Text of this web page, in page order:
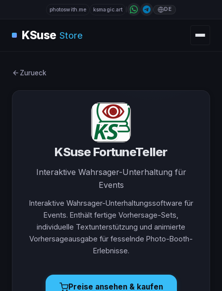
photoswith.me ksmagic.art DE
KSuse Store
Zurueck
KSuse FortuneTeller
Interaktive Wahrsager-Unterhaltung für
Events
Interaktive Wahrsager-Unterhaltungssoftware für
Events. Enthält fertige Vorhersage-Sets,
individuelle Textunterstützung und animierte
Vorhersageausgabe für fesselnde Photo-Booth-
Erlebnisse.
Preise ansehen & kaufen